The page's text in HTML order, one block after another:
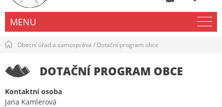
MENU
Obecní úřad a samospráva / Dotační program obce
DOTAČNÍ PROGRAM OBCE
Kontaktní osoba
Jana Kamlerová